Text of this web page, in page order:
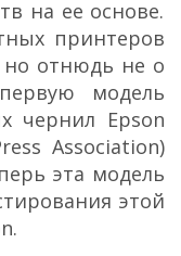
на ее основе.
принтеров
но отнюдь не о
модель
чернил Epson
Association)
эта модель
этой